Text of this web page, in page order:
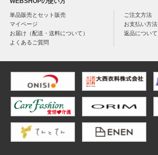
単品販売とセット販売
ご注文方法
マイページ
お支払い方法
お届け（配送・送料について）
返品について
よくあるご質問